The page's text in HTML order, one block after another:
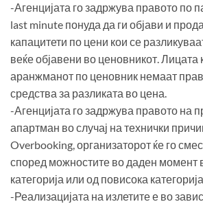
-Агенцијата го задржува правото по
last minute понуда да ги објави и
капацитети по цени кои се
веќе објавени во ценовникот. Лицата
аранжманот по ценовник немаат
средства за разликата во цена.
-Агенцијата го задржува правото на
апартман во случај на технички
Overbooking, организаторот ќе го
според можностите во даден момент
категорија или од повисока
-Реализацијата на излетите е во